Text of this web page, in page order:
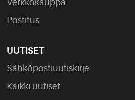
Verkkokauppa
Postitus
UUTISET
Sähköpostiuutiskirje
Kaikki uutiset